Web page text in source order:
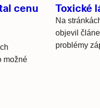
cenu
možné
Toxické
Na
objevil
problémy